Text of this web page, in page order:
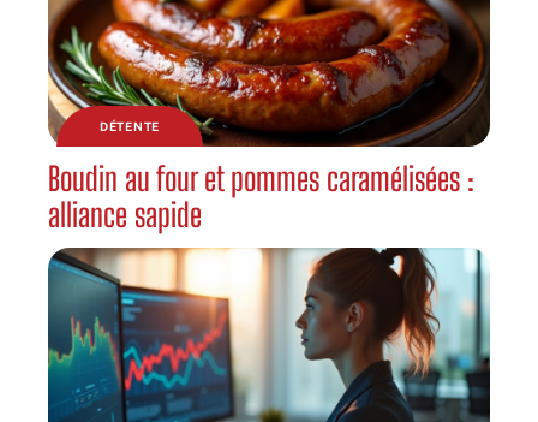
DÉTENTE
Boudin au four et pommes caramélisées :
alliance sapide